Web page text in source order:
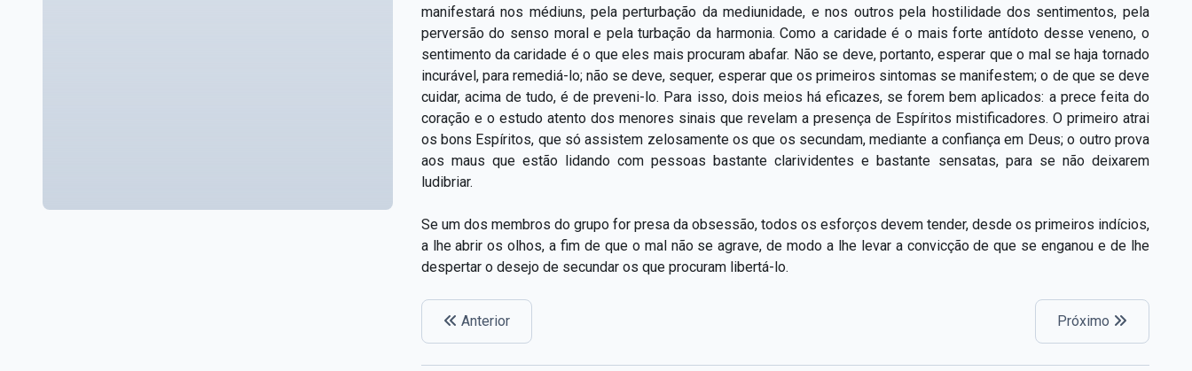
manifestará nos médiuns, pela perturbação da mediunidade, e nos outros pela hostilidade dos sentimentos, pela
perversão do senso moral e pela turbação da harmonia. Como a caridade é o mais forte antídoto desse veneno, o
sentimento da caridade é o que eles mais procuram abafar. Não se deve, portanto, esperar que o mal se haja tornado
incurável, para remediá-lo; não se deve, sequer, esperar que os primeiros sintomas se manifestem; o de que se deve
cuidar, acima de tudo, é de preveni-lo. Para isso, dois meios há eficazes, se forem bem aplicados: a prece feita do
coração e o estudo atento dos menores sinais que revelam a presença de Espíritos mistificadores. O primeiro atrai
os bons Espíritos, que só assistem zelosamente os que os secundam, mediante a confiança em Deus; o outro prova
aos maus que estão lidando com pessoas bastante clarividentes e bastante sensatas, para se não deixarem
ludibriar.
Se um dos membros do grupo for presa da obsessão, todos os esforços devem tender, desde os primeiros indícios,
a lhe abrir os olhos, a fim de que o mal não se agrave, de modo a lhe levar a convicção de que se enganou e de lhe
despertar o desejo de secundar os que procuram libertá-lo.
Anterior Próximo